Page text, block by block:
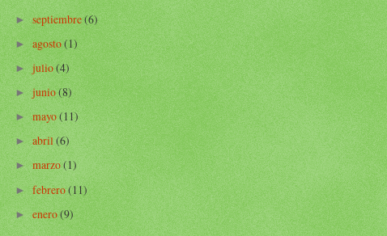
►septiembre(6)
► agosto(1)
► julio(4)
►junio(8)
►mayo(11)
►abril(6)
►marzo(1)
►febrero(11)
►enero(9)